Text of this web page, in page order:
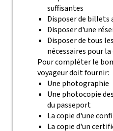
suffisantes
Disposer de
Disposer d'une
Disposer de tous
nécessaires pour
Pour compléter le
voyageur doit fournir:
Une photographie
Une photocopie
du passeport
La copie d'une
La copie d'un